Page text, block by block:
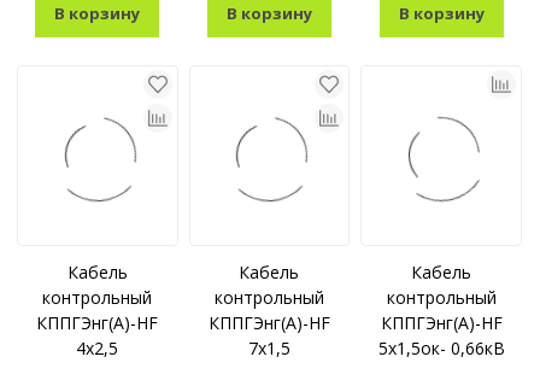
В корзину В корзину В корзину
Кабель
контрольный
КППГЭнг(A)-HF
4x2,5
Кабель
контрольный
КППГЭнг(A)-HF
7x1,5
Кабель
контрольный
КППГЭнг(А)-HF
5x1,5ок- 0,66кВ